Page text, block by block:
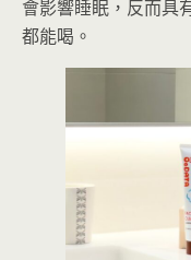
會影響睡眠，反而具
都能喝。